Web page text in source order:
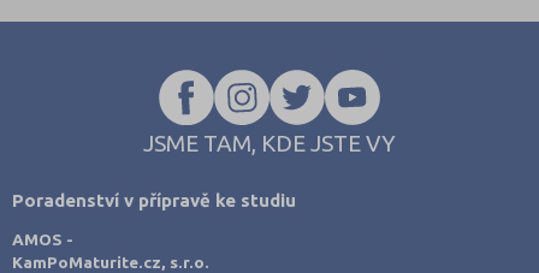
JSME TAM, KDE JSTE VY
Poradenství v přípravě ke studiu
AMOS -
KamPoMaturite.cz, s.r.o.